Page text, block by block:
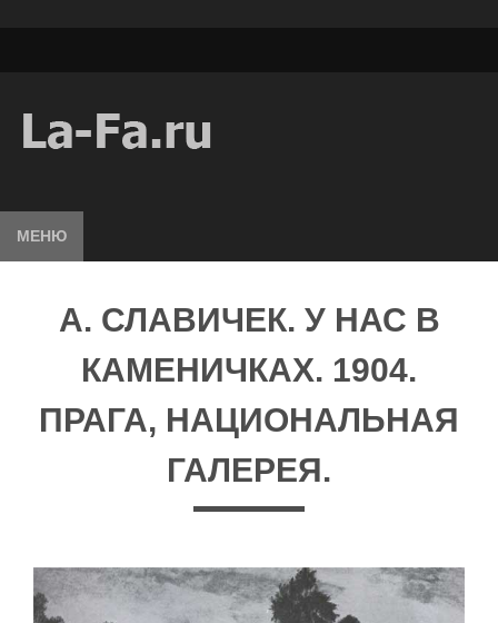
МЕНЮ
А. СЛАВИЧЕК. У НАС В
КАМЕНИЧКАХ. 1904.
ПРАГА, НАЦИОНАЛЬНАЯ
ГАЛЕРЕЯ.